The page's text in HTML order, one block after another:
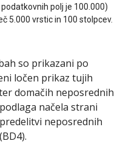
polj je 100.000)
5.000 vrstic in 100 stolpcev.
so prikazani po
ločen prikaz tujih
domačih neposrednih
načela strani
neposrednih